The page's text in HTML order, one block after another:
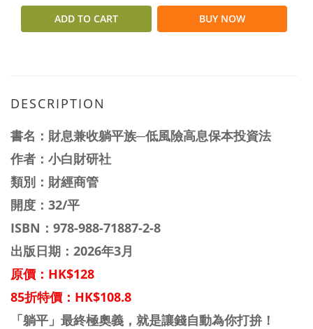
ADD TO CART BUY NOW
DESCRIPTION
書名： 財息兼收躺平族─低風險高息保本投資法
作者： 小白財研社
類別：財經商管
開度：32/平
ISBN： 978-988-71887-2-8
出版日期：2026年3月
原價：HK$128
85折特價：HK$108.8
「躺平」最終極奧義，就是讓錢自動為你打拚！